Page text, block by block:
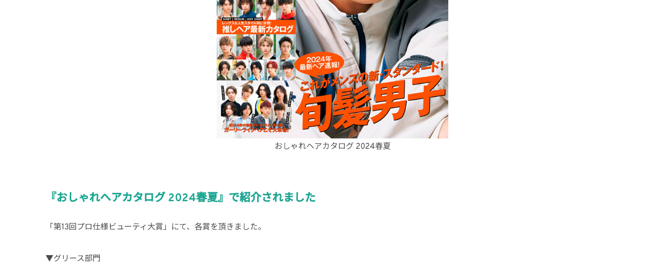
おしゃれヘアカタログ 2024春夏
『おしゃれヘアカタログ 2024春夏』で紹介されました
「第13回プロ仕様ビューティ大賞」にて、各賞を頂きました。
▼グリース部門